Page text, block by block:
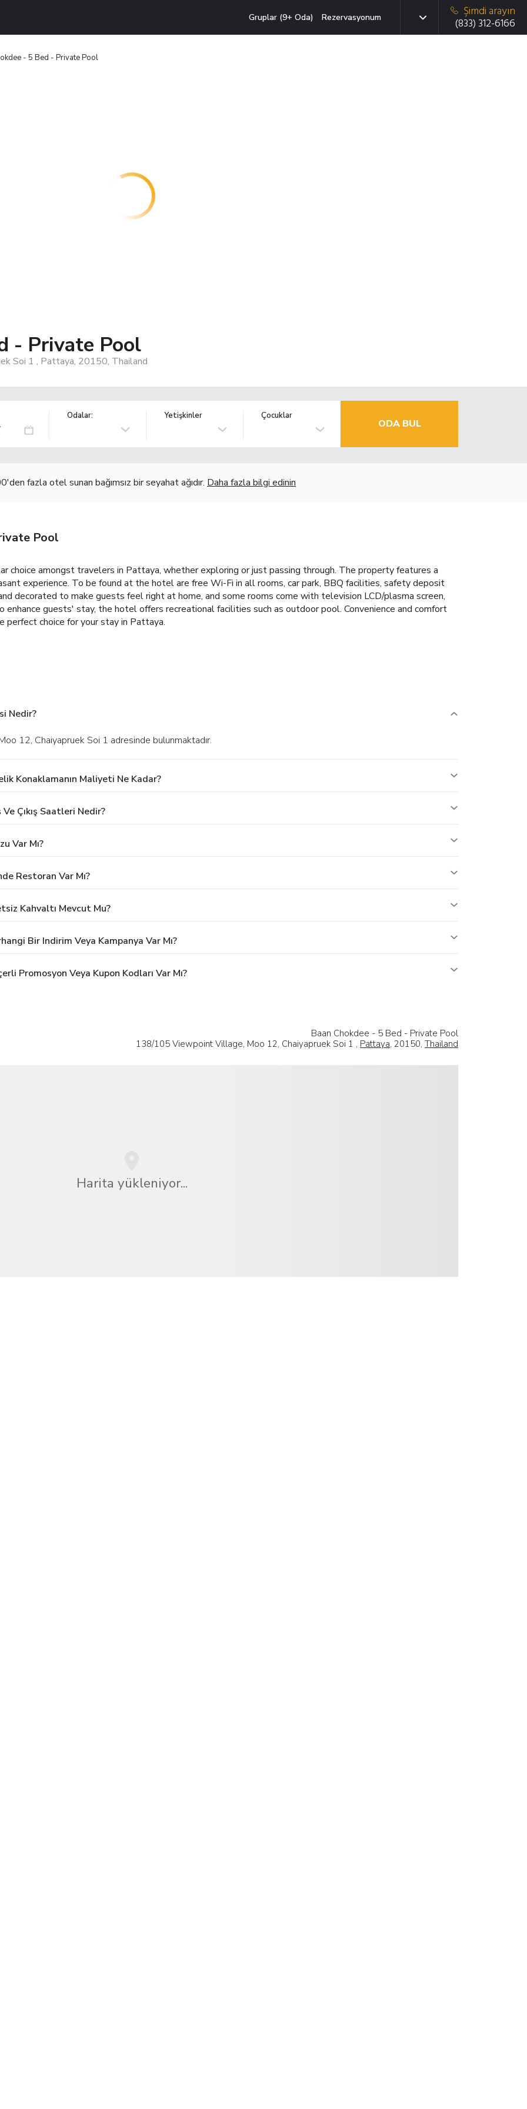
Gruplar (9+ Oda) Rezervasyonum
Şimdi arayın
(833) 312-6166
- 5 Bed - Private Pool
- Private Pool
Soi 1 , Pattaya, 20150, Thailand
Odalar: Yetişkinler Çocuklar
ODA BUL
fazla otel sunan bağımsız bir seyahat ağıdır. Daha fazla bilgi edinin
Pool
choice amongst travelers in Pattaya, whether exploring or just passing through. The property features a
experience. To be found at the hotel are free Wi-Fi in all rooms, car park, BBQ facilities, safety deposit
decorated to make guests feel right at home, and some rooms come with television LCD/plasma screen,
enhance guests' stay, the hotel offers recreational facilities such as outdoor pool. Convenience and comfort
perfect choice for your stay in Pattaya.
Nedir?
12, Chaiyapruek Soi 1 adresinde bulunmaktadır.
Konaklamanın Maliyeti Ne Kadar?
Çıkış Saatleri Nedir?
Var Mı?
Restoran Var Mı?
Kahvaltı Mevcut Mu?
Bir Indirim Veya Kampanya Var Mı?
Promosyon Veya Kupon Kodları Var Mı?
Baan Chokdee - 5 Bed - Private Pool
138/105 Viewpoint Village, Moo 12, Chaiyapruek Soi 1 , Pattaya, 20150, Thailand
Harita yükleniyor...